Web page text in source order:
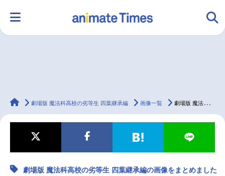
ラジオ みんなの声 グッズ 映画
マンガ・ラノベ ゲーム・アプリ 音楽 コスプレ
animateTimes
劇場版 魔法科高校の劣等生 四葉継承編 画像一覧 劇場版 魔法科高校の劣等生 四葉継承編の画像をまとめました
劇場版 魔法科高校の劣等生 四葉継承編の画像をまとめました